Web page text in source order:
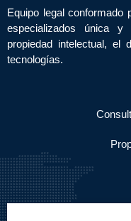
Equipo legal conformado
especializados única
propiedad intelectual, el
tecnologías.